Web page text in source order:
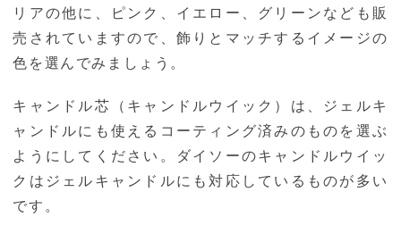
リアの他に、ピンク、イエロー、グリーンなども販
売されていますので、飾りとマッチするイメージの
色を選んでみましょう。
キャンドル芯（キャンドルウイック）は、ジェルキ
ャンドルにも使えるコーティング済みのものを選ぶ
ようにしてください。ダイソーのキャンドルウイッ
クはジェルキャンドルにも対応しているものが多い
です。